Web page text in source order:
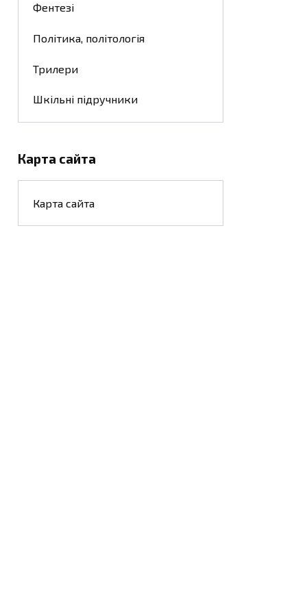
Фентезі
Політика, політологія
Трилери
Шкільні підручники
Карта сайта
Карта сайта